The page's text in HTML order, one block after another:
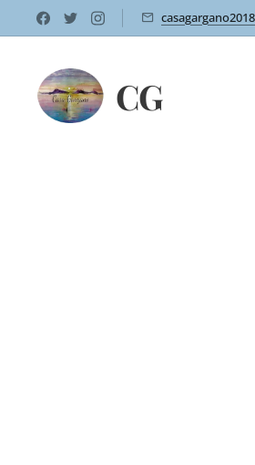
CG